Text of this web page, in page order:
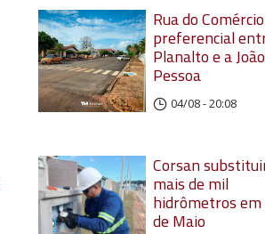
Rua do
preferencial
Planalto e a João
Pessoa
04/08 - 20:08
Corsan
mais de mil
hidrômetros em
de Maio